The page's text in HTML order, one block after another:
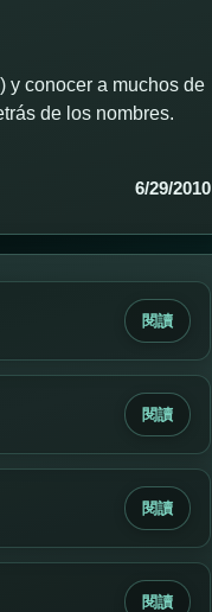
y conocer a muchos de
de los nombres.
6/29/2010
閱讀
閱讀
閱讀
閱讀